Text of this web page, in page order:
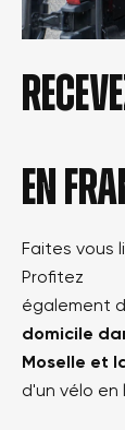
en
Faites vous
Profitez
également
domicile
Moselle et
d'un vélo en